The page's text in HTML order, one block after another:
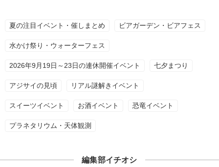
夏の注目イベント・催しまとめ ビアガーデン・ビアフェス
水かけ祭り・ウォーターフェス
2026年9月19日～23日の連休開催イベント 七夕まつり
アジサイの見頃 リアル謎解きイベント
スイーツイベント お酒イベント 恐竜イベント
プラネタリウム・天体観測
編集部イチオシ